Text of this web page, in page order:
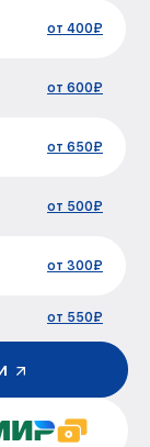
от 400₽
от 600₽
от 650₽
от 500₽
от 300₽
от 550₽